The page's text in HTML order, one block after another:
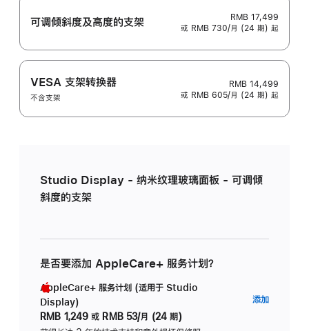
可调倾斜度及高‍度的支‍架
RMB 17,499
或 RMB 730/月 (24 期) 起
VESA 支架转换器
不含支架
RMB 14,499
或 RMB 605/月 (24 期) 起
Studio Display - 纳米纹理玻璃面板 - 可调倾
斜度的支架
是否要添加 AppleCare+ 服务计划？
AppleCare+ 服务计划 (适用于 Studio
Display)
RMB 1,249 或 RMB 53/月 (24 期)
添加